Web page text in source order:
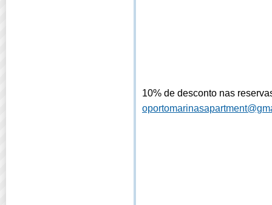
10% de desconto nas